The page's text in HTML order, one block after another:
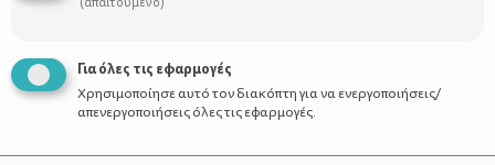
Επικοινωνία
Για όλες τις εφαρμογές
Χρησιμοποίησε αυτό τον διακόπτη για να ενεργοποιήσεις/
απενεργοποιήσεις όλες τις εφαρμογές.